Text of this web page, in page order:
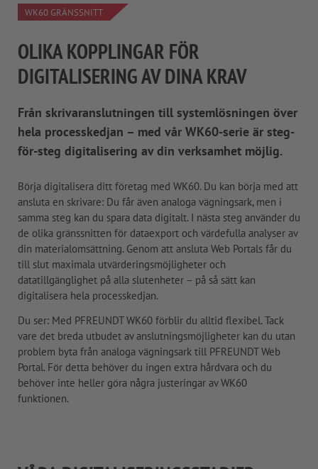
WK60 GRÄNSSNITT
OLIKA KOPPLINGAR FÖR
DIGITALISERING AV DINA KRAV
Från skrivaranslutningen till systemlösningen över
hela processkedjan – med vår WK60-serie är steg-
för-steg digitalisering av din verksamhet möjlig.
Börja digitalisera ditt företag med WK60. Du kan börja med att
ansluta en skrivare: Du får även analoga vägningsark, men i
samma steg kan du spara data digitalt. I nästa steg använder du
de olika gränssnitten för dataexport och värdefulla analyser av
din materialomsättning. Genom att ansluta Web Portals får du
till slut maximala utvärderingsmöjligheter och
datatillgänglighet på alla slutenheter – på så sätt kan
digitalisera hela processkedjan.
Du ser: Med PFREUNDT WK60 förblir du alltid flexibel. Tack
vare det breda utbudet av anslutningsmöjligheter kan du utan
problem byta från analoga vägningsark till PFREUNDT Web
Portal. För detta behöver du ingen extra hårdvara och du
behöver inte heller göra några justeringar av WK60
funktionen.